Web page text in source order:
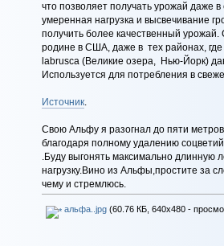
что позволяет получать урожай даже
умеренная нагрузка и высвечивание
получить более качественный
родине в США, даже в тех районах,
labrusca (Великие озера, Нью-Йорк)
Используется для потребления в
Источник.
Свою Альфу я разогнал до пяти метров
благодаря полному удалению
.Буду выгонять максимально длинную
нагрузку.Вино из Альфы,простите за
чему и стремлюсь.
альфа..jpg(60.76 КБ, 640x480 -